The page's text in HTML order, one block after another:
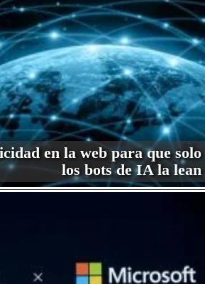
en la web para que solo
los bots de IA la lean